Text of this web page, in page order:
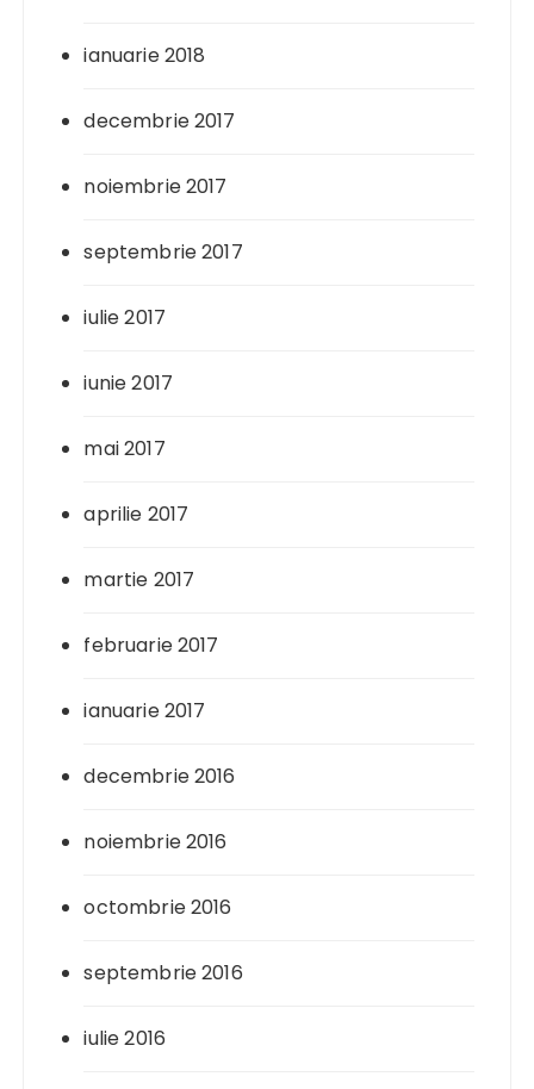
ianuarie 2018
decembrie 2017
noiembrie 2017
septembrie 2017
iulie 2017
iunie 2017
mai 2017
aprilie 2017
martie 2017
februarie 2017
ianuarie 2017
decembrie 2016
noiembrie 2016
octombrie 2016
septembrie 2016
iulie 2016